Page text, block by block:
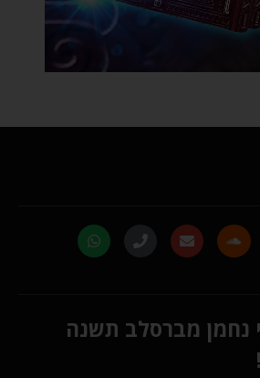
נחמן מברסלב תשנה